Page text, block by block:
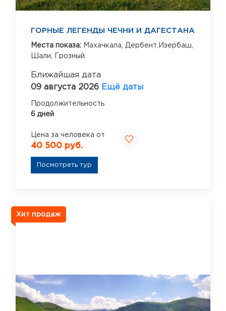
ГОРНЫЕ ЛЕГЕНДЫ ЧЕЧНИ И ДАГЕСТАНА
Места показа: Махачкала, Дербент,Изербаш,
Шали,
Грозный.
Ближайшая дата
09 августа 2026 Ещё даты
Продолжительность
6 дней
Цена за человека от
40 500 руб.
Посмотреть тур
Хит продаж